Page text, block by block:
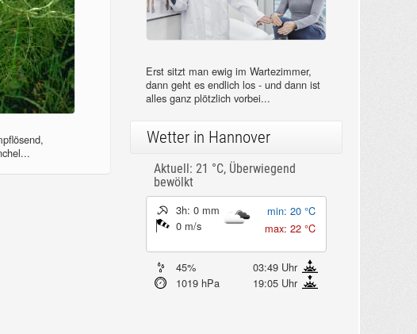
Erst sitzt man ewig im Wartezimmer,
dann geht es endlich los - und dann ist
alles ganz plötzlich vorbei...
Wetter in Hannover
Aktuell: 21 °C, Überwiegend
bewölkt
3h: 0 mm
0 m/s
min: 20 °C
max: 22 °C
45%
03:49 Uhr
1019 hPa
19:05 Uhr